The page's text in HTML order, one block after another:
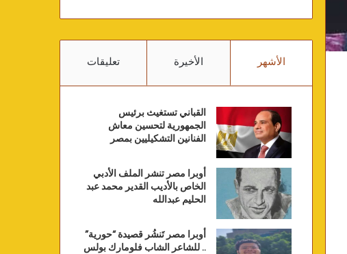
الأشهر الأخيرة تعليقات
القباني تستغيث برئيس
الجمهورية لتحسين معاش
الفنانين التشكيليين بمصر
أوبرا مصر تنشر الملف الأدبي
الخاص بالأديب القدير محمد عبد
الحليم عبدالله
أوبرا مصر تَنشُر قصيدة “حورية”
.. للشاعر الشاب فلومارك بولس